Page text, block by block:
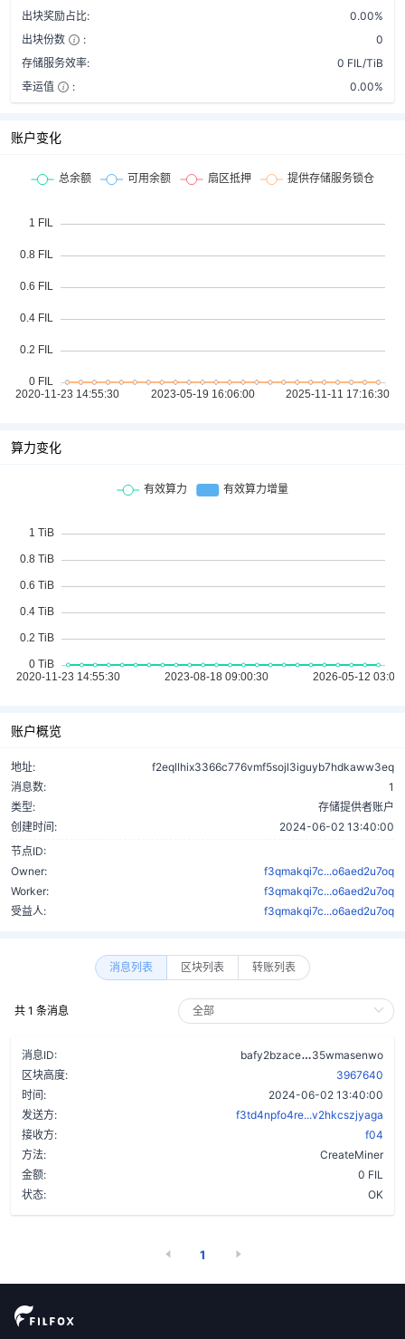
出块奖励占比:
0.00%
出块份数
:
0
存储服务效率:
0 FIL/TiB
幸运值
: 0.00%
账户变化
算力变化
账户概览
地址:
f2eqllhix3366c776vmf5sojl3iguyb7hdkaww3eq
消息数:
1
类型:
存储提供者账户
创建时间:
2024-06-02 13:40:00
节点ID:
Owner:
f3qmakqi7c...o6aed2u7oq
Worker:
f3qmakqi7c...o6aed2u7oq
受益人:
f3qmakqi7c...o6aed2u7oq
消息列表 区块列表 转账列表
共 1 条消息
消息ID: bafy2bzace
35wmasenwo
区块高度:
3967640
时间:
2024-06-02 13:40:00
发送方:
f3td4npfo4re...v2hkcszjyaga
接收方:
f04
方法:
CreateMiner
金额:
0 FIL
状态:
OK
1